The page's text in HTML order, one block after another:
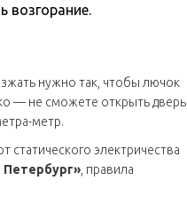
возгорание.
нужно так, чтобы лючок
— не сможете открыть дверь
метр.
электричества
, правила